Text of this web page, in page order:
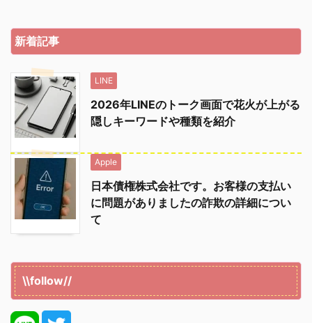
新着記事
LINE
2026年LINEのトーク画面で花火が上がる
隠しキーワードや種類を紹介
Apple
日本債権株式会社です。お客様の支払い
に問題がありましたの詐欺の詳細につい
て
\\follow//